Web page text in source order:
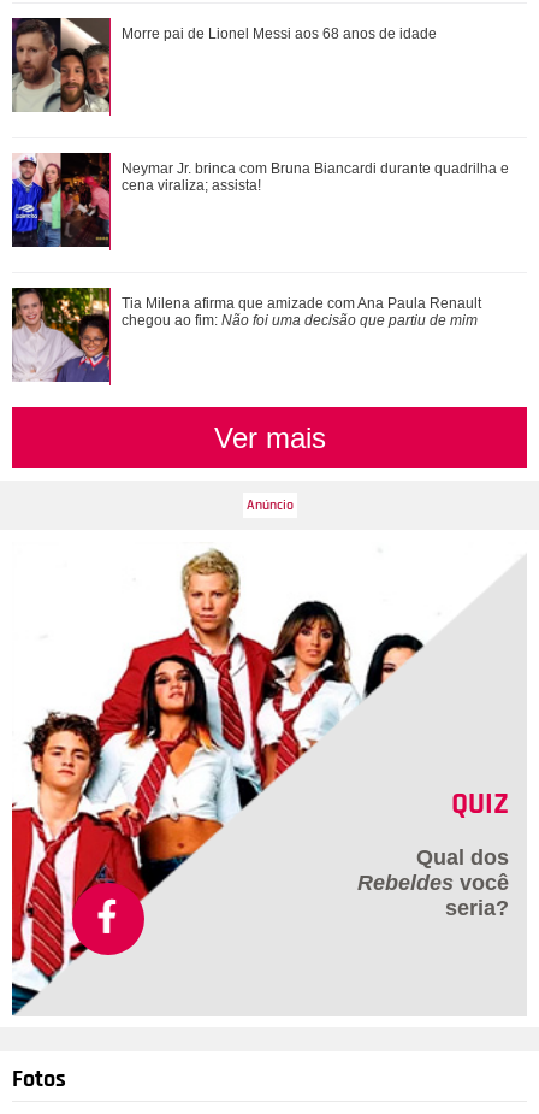
Fernanda Montenegro cancela presença em evento literário
Neymar Jr. brinca com Bruna Biancardi durante quadrilha e
cena viraliza; assista!
Bruna Marquezine, Camila Cabello, Hailey Bieber...
Relembre os amores - e affairs - de Shawn ...
Morre pai de Lionel Messi aos 68 anos de idade
Neymar Jr. brinca com Bruna Biancardi durante quadrilha e
cena viraliza; assista!
Tia Milena afirma que amizade com Ana Paula Renault
chegou ao fim: Não foi uma decisão que partiu de mim
Ver mais
QUIZ
Qual dos
Rebeldes você
seria?
Fotos